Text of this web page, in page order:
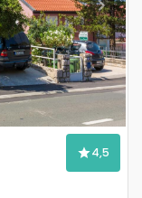
Next
4,5